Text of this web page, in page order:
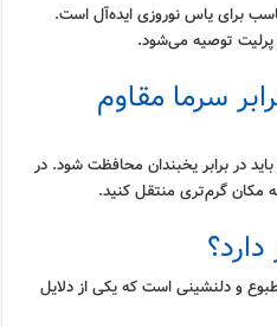
برای یاس نوروزی ایده‌آل است.
توصیه می‌شود.
سرما مقاوم
در برابر یخبندان محافظت شود. در
مکان گرم‌تری منتقل کنید.
و دلنشینی است که یکی از دلایل